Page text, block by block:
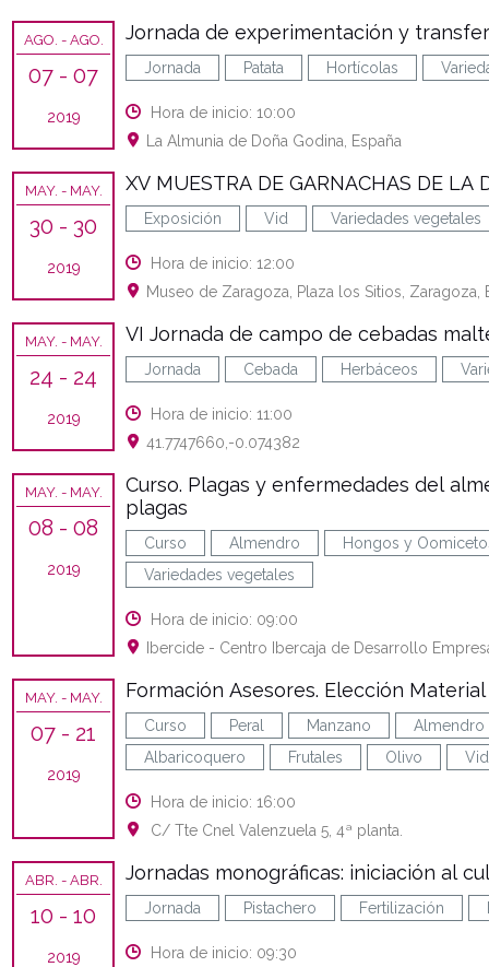
AGO. - AGO.
07 - 07
2019
Jornada de experimentación y
Jornada Patata Hortícolas
Hora de inicio: 10:00
La Almunia de Doña Godina, España
MAY. - MAY.
30 - 30
2019
XV MUESTRA DE GARNACHAS DE LA
Exposición Vid Variedades vegetales
Hora de inicio: 12:00
Museo de Zaragoza, Plaza los Sitios, Zaragoza,
MAY. - MAY.
24 - 24
2019
VI Jornada de campo de cebadas
Jornada Cebada Herbáceos
Hora de inicio: 11:00
41.7747660,-0.074382
MAY. - MAY.
08 - 08
2019
Curso. Plagas y enfermedades del
plagas
Curso Almendro
Hongos y
Variedades vegetales
Hora de inicio: 09:00
Ibercide - Centro Ibercaja de Desarrollo
MAY. - MAY.
07 - 21
2019
Formación Asesores. Elección
Curso Peral Manzano
Almendro
Albaricoquero
Frutales Olivo Vid
Hora de inicio: 16:00
C/ Tte Cnel Valenzuela 5, 4ª planta.
ABR. - ABR.
10 - 10
2019
Jornadas monográficas: iniciación al
Jornada Pistachero Fertilización
Hora de inicio: 09:30